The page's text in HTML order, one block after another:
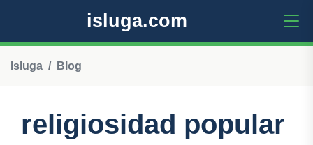
isluga.com
Isluga Blog
religiosidad popular